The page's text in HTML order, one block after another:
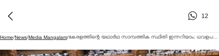
12
Home/News/Media Mangalam/